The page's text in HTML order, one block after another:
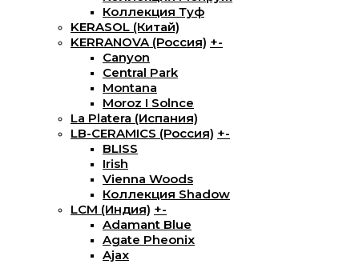
Коллекция Туф
KERASOL (Китай)
KERRANOVA (Россия) +-
Canyon
Central Park
Montana
Moroz I Solnce
La Platera (Испания)
LB-CERAMICS (Россия) +-
BLISS
Irish
Vienna Woods
Коллекция Shadow
LCM (Индия) +-
Adamant Blue
Agate Pheonix
Ajax